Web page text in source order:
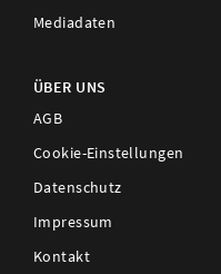
Mediadaten
ÜBER UNS
AGB
Cookie-Einstellungen
Datenschutz
Impressum
Kontakt